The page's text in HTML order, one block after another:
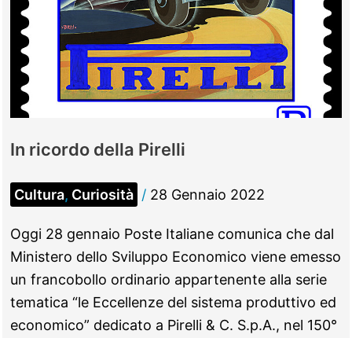
In ricordo della Pirelli
Cultura, Curiosità / 28 Gennaio 2022
Oggi 28 gennaio Poste Italiane comunica che dal
Ministero dello Sviluppo Economico viene emesso
un francobollo ordinario appartenente alla serie
tematica “le Eccellenze del sistema produttivo ed
economico” dedicato a Pirelli & C. S.p.A., nel 150°